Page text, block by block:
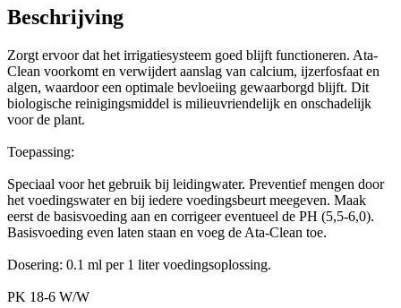
Beschrijving
Zorgt ervoor dat het irrigatiesysteem goed blijft functioneren. Ata-
Clean voorkomt en verwijdert aanslag van calcium, ijzerfosfaat en
algen, waardoor een optimale bevloeiing gewaarborgd blijft. Dit
biologische reinigingsmiddel is milieuvriendelijk en onschadelijk
voor de plant.
Toepassing:
Speciaal voor het gebruik bij leidingwater. Preventief mengen door
het voedingswater en bij iedere voedingsbeurt meegeven. Maak
eerst de basisvoeding aan en corrigeer eventueel de PH (5,5-6,0).
Basisvoeding even laten staan en voeg de Ata-Clean toe.
Dosering: 0.1 ml per 1 liter voedingsoplossing.
PK 18-6 W/W